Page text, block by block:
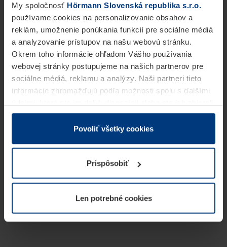
My spoločnosť Hörmann Slovenská republika s.r.o.
používame cookies na personalizovanie obsahov a
reklám, umožnenie ponúkania funkcií pre sociálne médiá
a analyzovanie prístupov na našu webovú stránku.
Okrem toho informácie ohľadom Vášho používania
webovej stránky postupujeme na našich partnerov pre
sociálne médiá, reklamu a analýzy. Naši partneri tieto
informácie zhromažďujú podľa možnosti spolu s ďalšími
v rámci Vášho využívania služieb.
Z právneho hľadiska môžeme cookies ukladať na Vašom
prevádzku tejto stránky. Pre všetky ostatné typy cookie
potrebujeme Vaše povolenie. Vaše povolenie môžete
kedykoľvek zmeniť alebo odvolať vo vysvetlení cookie
našej webovej stránky.
Povoliť všetky cookies
Prispôsobiť
Len potrebné cookies